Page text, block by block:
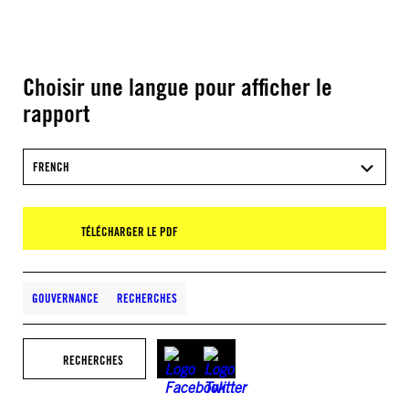
Choisir une langue pour afficher le
rapport
FRENCH
TÉLÉCHARGER LE PDF
GOUVERNANCE RECHERCHES
RECHERCHES